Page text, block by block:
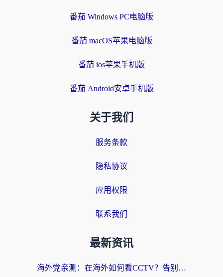
番茄 Windows PC电脑版
番茄 macOS苹果电脑版
番茄 ios苹果手机版
番茄 Android安卓手机版
关于我们
服务条款
隐私协议
应用权限
联系我们
最新资讯
海外党亲测：在海外如何看CCTV？告别“仅限大陆播放”的实用指南